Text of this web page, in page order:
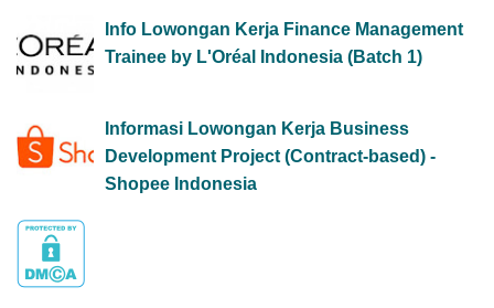
Info Lowongan Kerja Finance Management
Trainee by L'Oréal Indonesia (Batch 1)
Informasi Lowongan Kerja Business
Development Project (Contract-based) -
Shopee Indonesia